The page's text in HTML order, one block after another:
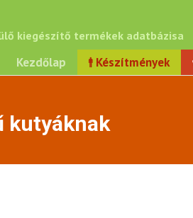
kiegészítő termékek adatbázisa
Kezdőlap Készítmények
kutyáknak